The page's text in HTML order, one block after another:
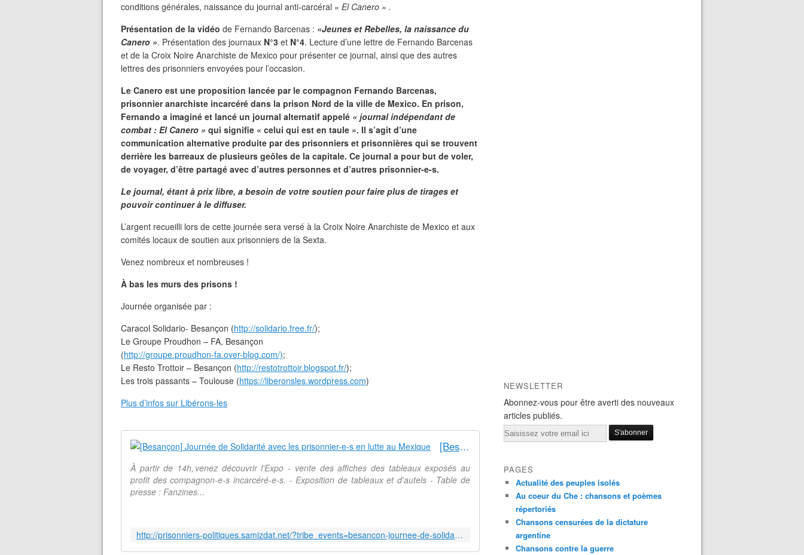
conditions générales, naissance du journal anti-carcéral « El Canero » .
Présentation de la vidéo de Fernando Barcenas : «Jeunes et Rebelles, la naissance du
Canero ». Présentation des journaux N°3 et N°4. Lecture d’une lettre de Fernando Barcenas
et de la Croix Noire Anarchiste de Mexico pour présenter ce journal, ainsi que des autres
lettres des prisonniers envoyées pour l’occasion.
Le Canero est une proposition lancée par le compagnon Fernando Barcenas,
prisonnier anarchiste incarcéré dans la prison Nord de la ville de Mexico. En prison,
Fernando a imaginé et lancé un journal alternatif appelé « journal indépendant de
combat : El Canero » qui signifie « celui qui est en taule ». Il s’agit d’une
communication alternative produite par des prisonniers et prisonnières qui se trouvent
derrière les barreaux de plusieurs geôles de la capitale. Ce journal a pour but de voler,
de voyager, d’être partagé avec d’autres personnes et d’autres prisonnier-e-s.
Le journal, étant à prix libre, a besoin de votre soutien pour faire plus de tirages et
pouvoir continuer à le diffuser.
L’argent recueilli lors de cette journée sera versé à la Croix Noire Anarchiste de Mexico et aux
comités locaux de soutien aux prisonniers de la Sexta.
Venez nombreux et nombreuses !
À bas les murs des prisons !
Journée organisée par :
Caracol Solidario- Besançon (http://solidario.free.fr/);
Le Groupe Proudhon – FA, Besançon
(http://groupe.proudhon-fa.over-blog.com/);
Le Resto Trottoir – Besançon (http://restotrottoir.blogspot.fr/);
Les trois passants – Toulouse (https://liberonsles.wordpress.com)
Plus d’infos sur Libérons-les
[Besançon] Journée de Solidarité avec les prisonnier-e-s en lutte au Mexique
À partir de 14h, venez découvrir l'Expo - vente des affiches des tableaux exposés au
profit des compagnon-e-s incarcéré-e-s. - Exposition de tableaux et d'autels - Table de
presse : Fanzines...
http://prisonniers-politiques.samizdat.net/?tribe_events=besancon-journee-de-solidarite-avec-les-prisonnier-e-s-en-lutte-au-mexique
NEWSLETTER
Abonnez-vous pour être averti des nouveaux
articles publiés.
Email
PAGES
Actualité des peuples isolés
Au coeur du Che : chansons et poèmes
répertoriés
Chansons censurées de la dictature
argentine
Chansons contre la guerre